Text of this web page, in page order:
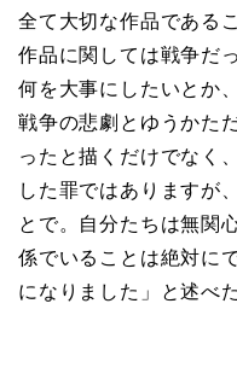
全て大切な作品である
作品に関しては戦争だ
何を大事にしたいとか
戦争の悲劇とゆうかた
ったと描くだけでなく
した罪ではありますが
とで。自分たちは無関
係でいることは絶対に
になりました」と述べた